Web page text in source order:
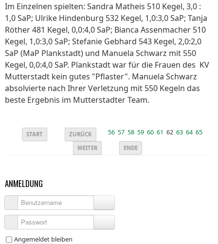
Im Einzelnen spielten: Sandra Matheis 510 Kegel, 3,0 :
1,0 SaP; Ulrike Hindenburg 532 Kegel, 1,0:3,0 SaP; Tanja
Röther 481 Kegel, 0,0:4,0 SaP; Bianca Assenmacher 510
Kegel, 1,0:3,0 SaP; Stefanie Gebhard 543 Kegel, 2,0:2,0
SaP (MaP Plankstadt) und Manuela Schwarz mit 550
Kegel, 0,0:4,0 SaP. Plankstadt war für die Frauen des KV
Mutterstadt kein gutes "Pflaster". Manuela Schwarz
absolvierte nach Ihrer Verletzung mit 550 Kegeln das
beste Ergebnis im Mutterstadter Team.
START ZURÜCK 56 57 58 59 60 61 62 63 64 65
WEITER ENDE
ANMELDUNG
Benutzername
Passwort
Angemeldet bleiben